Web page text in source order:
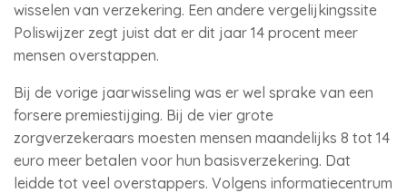
wisselen van verzekering. Een andere vergelijkingssite
Poliswijzer zegt juist dat er dit jaar 14 procent meer
mensen overstappen.
Bij de vorige jaarwisseling was er wel sprake van een
forsere premiestijging. Bij de vier grote
zorgverzekeraars moesten mensen maandelijks 8 tot 14
euro meer betalen voor hun basisverzekering. Dat
leidde tot veel overstappers. Volgens informatiecentrum